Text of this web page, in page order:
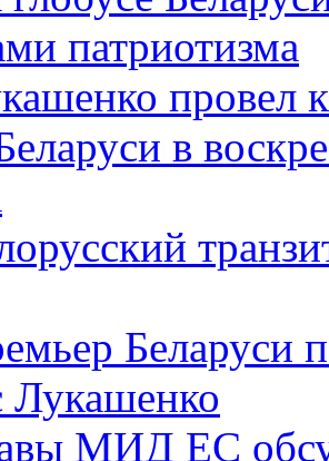
патриотизма
провел
в
Беларуси
Лукашенко
МИД ЕС